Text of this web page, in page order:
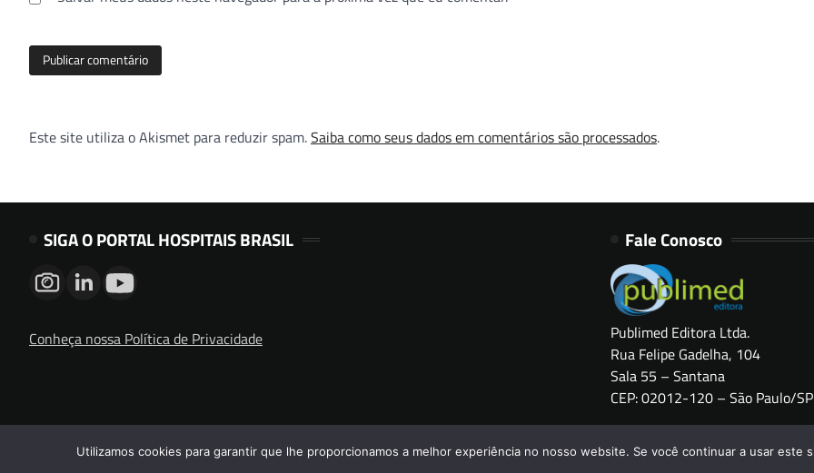
Este site utiliza o Akismet para reduzir spam.Saiba como seus dados em comentários são processados.
SIGA O PORTAL HOSPITAIS BRASIL
Conheça nossa Política de Privacidade
Fale Conosco
Publimed Editora Ltda.
Rua Felipe Gadelha, 104
Sala 55 – Santana
CEP: 02012-120 – São Paulo/SP
Copyright © 2026HOSPITAIS BRASIL
Utilizamos cookies para garantir que lhe proporcionamos a melhor experiência no nosso website. Se você continuar a usar este